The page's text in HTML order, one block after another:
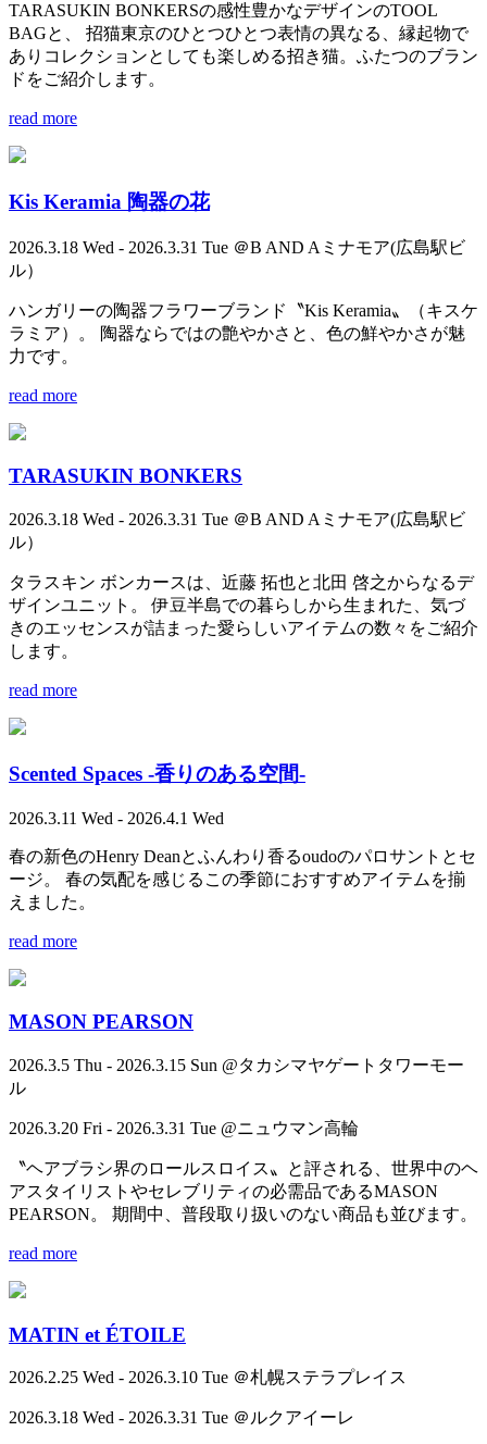
TARASUKIN BONKERSの感性豊かなデザインのTOOL
BAGと、 招猫東京のひとつひとつ表情の異なる、縁起物で
ありコレクションとしても楽しめる招き猫。ふたつのブラン
ドをご紹介します。
read more
Kis Keramia 陶器の花
2026.3.18 Wed - 2026.3.31 Tue ＠B AND Aミナモア(広島駅ビ
ル）
ハンガリーの陶器フラワーブランド〝Kis Keramia〟（キスケ
ラミア）。 陶器ならではの艶やかさと、色の鮮やかさが魅
力です。
read more
TARASUKIN BONKERS
2026.3.18 Wed - 2026.3.31 Tue ＠B AND Aミナモア(広島駅ビ
ル）
タラスキン ボンカースは、近藤 拓也と北田 啓之からなるデ
ザインユニット。 伊豆半島での暮らしから生まれた、気づ
きのエッセンスが詰まった愛らしいアイテムの数々をご紹介
します。
read more
Scented Spaces -香りのある空間-
2026.3.11 Wed - 2026.4.1 Wed
春の新色のHenry Deanとふんわり香るoudoのパロサントとセ
ージ。 春の気配を感じるこの季節におすすめアイテムを揃
えました。
read more
MASON PEARSON
2026.3.5 Thu - 2026.3.15 Sun @タカシマヤゲートタワーモー
ル
2026.3.20 Fri - 2026.3.31 Tue @ニュウマン高輪
〝ヘアブラシ界のロールスロイス〟と評される、世界中のヘ
アスタイリストやセレブリティの必需品であるMASON
PEARSON。 期間中、普段取り扱いのない商品も並びます。
read more
MATIN et ÉTOILE
2026.2.25 Wed - 2026.3.10 Tue ＠札幌ステラプレイス
2026.3.18 Wed - 2026.3.31 Tue ＠ルクアイーレ